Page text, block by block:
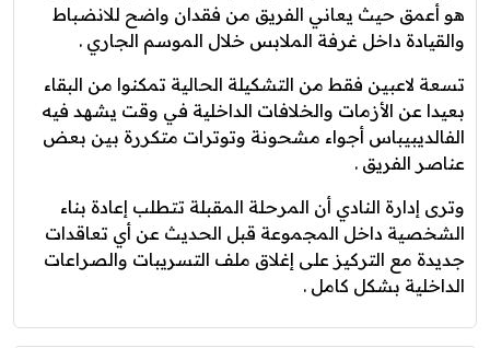
هو أعمق حيث يعاني الفريق من فقدان واضح للانضباط
والقيادة داخل غرفة الملابس خلال الموسم الجاري .
تسعة لاعبين فقط من التشكيلة الحالية تمكنوا من البقاء
بعيدا عن الأزمات والخلافات الداخلية في وقت يشهد فيه
الفالديبيباس أجواء مشحونة وتوترات متكررة بين بعض
عناصر الفريق .
وترى إدارة النادي أن المرحلة المقبلة تتطلب إعادة بناء
الشخصية داخل المجموعة قبل الحديث عن أي تعاقدات
جديدة مع التركيز على إغلاق ملف التسريبات والصراعات
الداخلية بشكل كامل .